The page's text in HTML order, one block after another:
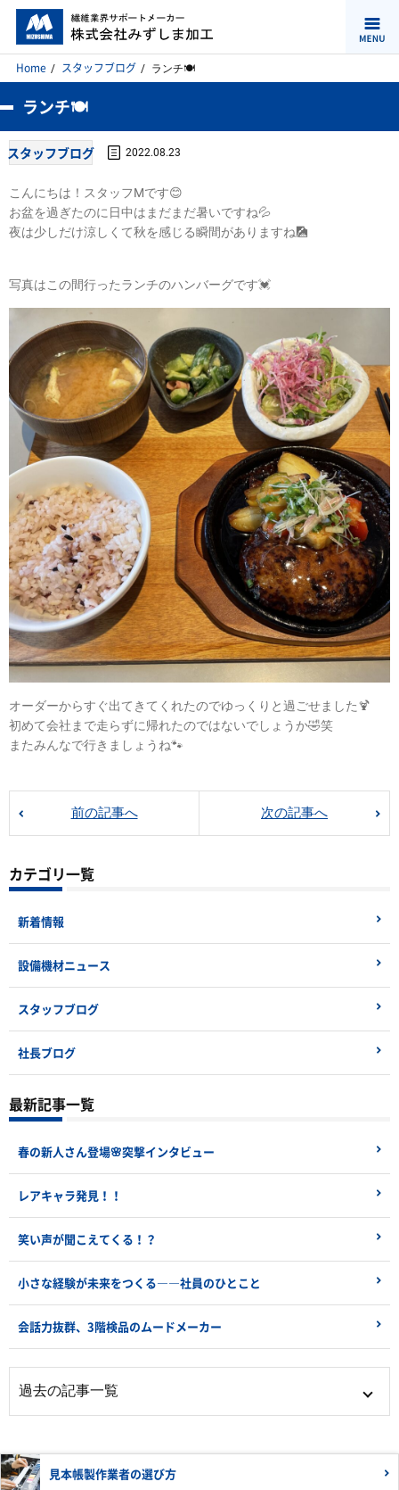
Home スタッフブログ ランチ🍽️
ランチ🍽️
スタッフブログ 2022.08.23
こんにちは！スタッフMです😊
お盆を過ぎたのに日中はまだまだ暑いですね💦
夜は少しだけ涼しくて秋を感じる瞬間がありますね🎑
写真はこの間行ったランチのハンバーグです💓
オーダーからすぐ出てきてくれたのでゆっくりと過ごせました🍹
初めて会社まで走らずに帰れたのではないでしょうか🤣笑
またみんなで行きましょうね🐾
前の記事へ 次の記事へ
カテゴリ一覧
新着情報
設備機材ニュース
スタッフブログ
社長ブログ
最新記事一覧
春の新人さん登場🌸突撃インタビュー
レアキャラ発見！！
笑い声が聞こえてくる！？
小さな経験が未来をつくる――社員のひとこと
会話力抜群、3階検品のムードメーカー
見本帳製作業者の選び方